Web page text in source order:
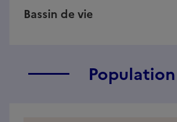
Bassin de vie
Population